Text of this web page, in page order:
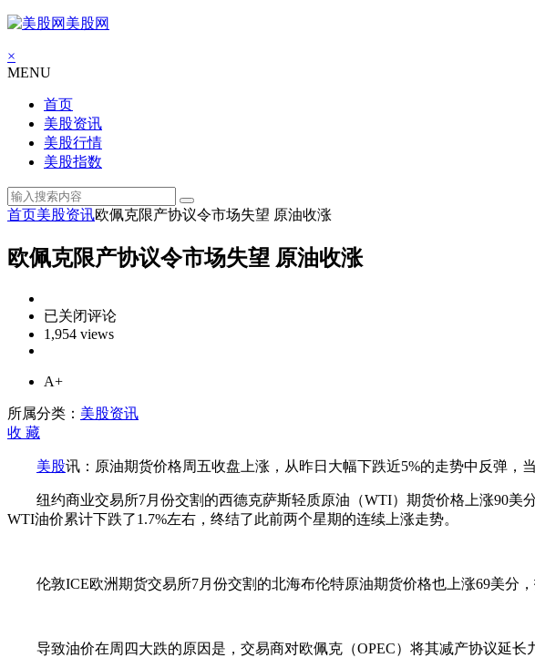
美股网
×
MENU
首页
美股资讯
美股行情
美股指数
首页美股资讯欧佩克限产协议令市场失望 原油收涨
欧佩克限产协议令市场失望 原油收涨
欧
佩
产
协
市
失
望
收
已关闭评论
1,954 views
A+
所属分类： 美股资讯
收 藏
美股讯：原油期货价格周五收盘上涨，从昨日大幅下跌近5%的走势中反弹，
纽约商业交易所7月份交割的西德克萨斯轻质原油（WTI）期货价格上涨90美分
WTI油价累计下跌了1.7%左右，终结了此前两个星期的连续上涨走势。
伦敦ICE欧洲期货交易所7月份交割的北海布伦特原油期货价格也上涨69美分，
导致油价在周四大跌的原因是，交易商对欧佩克（OPEC）将其减产协议延长